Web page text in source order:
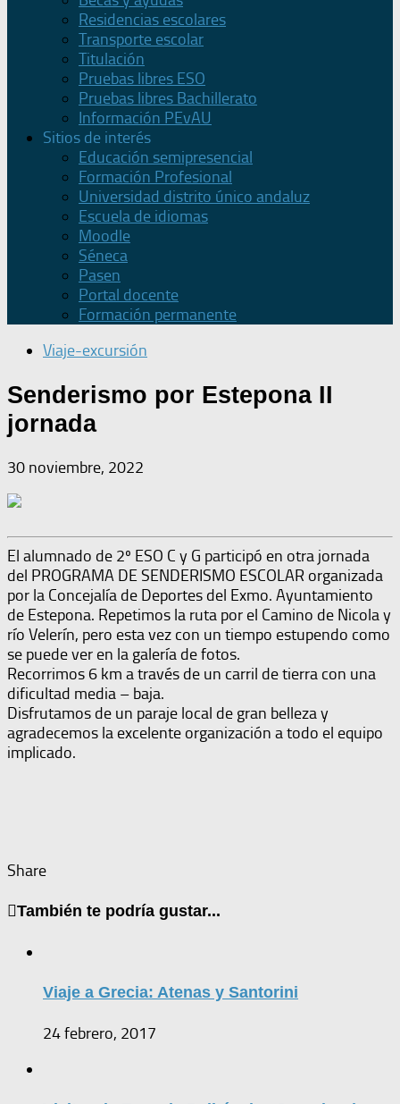
Residencias escolares
Transporte escolar
Titulación
Pruebas libres ESO
Pruebas libres Bachillerato
Información PEvAU
Sitios de interés
Educación semipresencial
Formación Profesional
Universidad distrito único andaluz
Escuela de idiomas
Moodle
Séneca
Pasen
Portal docente
Formación permanente
Viaje-excursión
Senderismo por Estepona II
jornada
30 noviembre, 2022
El alumnado de 2º ESO C y G participó en otra jornada
del PROGRAMA DE SENDERISMO ESCOLAR organizada
por la Concejalía de Deportes del Exmo. Ayuntamiento
de Estepona. Repetimos la ruta por el Camino de Nicola y
río Velerín, pero esta vez con un tiempo estupendo como
se puede ver en la galería de fotos.
Recorrimos 6 km a través de un carril de tierra con una
dificultad media – baja.
Disfrutamos de un paraje local de gran belleza y
agradecemos la excelente organización a todo el equipo
implicado.
Share
También te podría gustar...
Viaje a Grecia: Atenas y Santorini
24 febrero, 2017